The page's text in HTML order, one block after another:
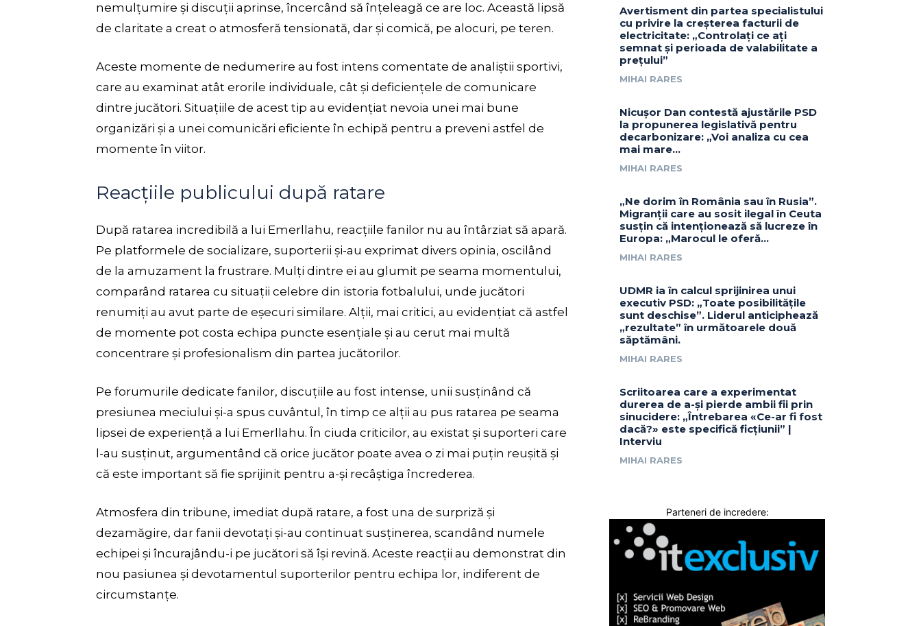
nemulțumire și discuții aprinse, încercând să înțeleagă ce are loc. Această lipsă
de claritate a creat o atmosferă tensionată, dar și comică, pe alocuri, pe teren.
Aceste momente de nedumerire au fost intens comentate de analiștii sportivi,
care au examinat atât erorile individuale, cât și deficiențele de comunicare
dintre jucători. Situațiile de acest tip au evidențiat nevoia unei mai bune
organizări și a unei comunicări eficiente în echipă pentru a preveni astfel de
momente în viitor.
Reacțiile publicului după ratare
După ratarea incredibilă a lui Emerllahu, reacțiile fanilor nu au întârziat să apară.
Pe platformele de socializare, suporterii și-au exprimat divers opinia, oscilând
de la amuzament la frustrare. Mulți dintre ei au glumit pe seama momentului,
comparând ratarea cu situații celebre din istoria fotbalului, unde jucători
renumiți au avut parte de eșecuri similare. Alții, mai critici, au evidențiat că astfel
de momente pot costa echipa puncte esențiale și au cerut mai multă
concentrare și profesionalism din partea jucătorilor.
Pe forumurile dedicate fanilor, discuțiile au fost intense, unii susținând că
presiunea meciului și-a spus cuvântul, în timp ce alții au pus ratarea pe seama
lipsei de experiență a lui Emerllahu. În ciuda criticilor, au existat și suporteri care
l-au susținut, argumentând că orice jucător poate avea o zi mai puțin reușită și
că este important să fie sprijinit pentru a-și recâștiga încrederea.
Atmosfera din tribune, imediat după ratare, a fost una de surpriză și
dezamăgire, dar fanii devotați și-au continuat susținerea, scandând numele
echipei și încurajându-i pe jucători să își revină. Aceste reacții au demonstrat din
nou pasiunea și devotamentul suporterilor pentru echipa lor, indiferent de
circumstanțe.
Avertisment din partea specialistului
cu privire la creșterea facturii de
electricitate: „Controlați ce ați
semnat și perioada de valabilitate a
prețului”
MIHAI RARES
Nicușor Dan contestă ajustările PSD
la propunerea legislativă pentru
decarbonizare: „Voi analiza cu cea
mai mare…
MIHAI RARES
„Ne dorim în România sau în Rusia”.
Migranții care au sosit ilegal în Ceuta
susțin că intenționează să lucreze în
Europa: „Marocul le oferă...
MIHAI RARES
UDMR ia în calcul sprijinirea unui
executiv PSD: „Toate posibilitățile
sunt deschise”. Liderul anticiphează
„rezultate” în următoarele două
săptămâni.
MIHAI RARES
Scriitoarea care a experimentat
durerea de a-și pierde ambii fii prin
sinucidere: „Întrebarea «Ce-ar fi fost
dacă?» este specifică ficțiunii” |
Interviu
MIHAI RARES
Parteneri de incredere: